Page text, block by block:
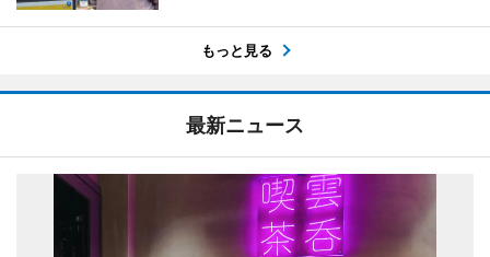
もっと見る
最新ニュース